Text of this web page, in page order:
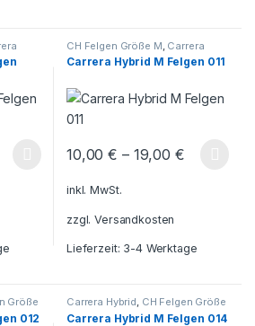
mehrere Varianten auf. Die Optionen
CH Felgen Größe M Carrera
Hybrid
Carrera Hybrid M Felgen 011
10,00€ – 19,00 €
Dieses Produkt weist mehrere
inkl. MwSt.
zzgl.Versandkosten
Lieferzeit: 3-4 Werktage
Größe
012
Carrera Hybrid, CH Felgen Größe
M Carrera Hybrid Porsche
Carrera Hybrid M Felgen 014